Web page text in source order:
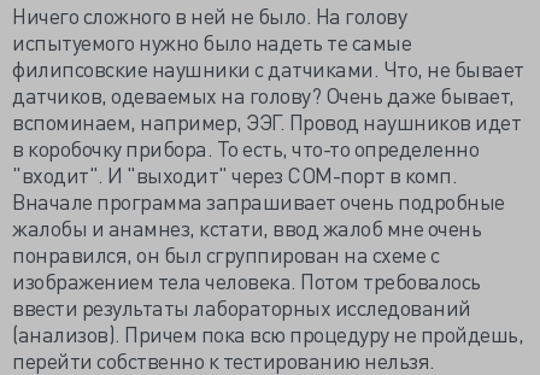
Ничего сложного в ней не было. На голову
испытуемого нужно было надеть те самые
филипсовские наушники с датчиками. Что, не бывает
датчиков, одеваемых на голову? Очень даже бывает,
вспоминаем, например, ЭЭГ. Провод наушников идет
в коробочку прибора. То есть, что-то определенно
"входит". И "выходит" через COM-порт в комп.
Вначале программа запрашивает очень подробные
жалобы и анамнез, кстати, ввод жалоб мне очень
понравился, он был сгруппирован на схеме с
изображением тела человека. Потом требовалось
ввести результаты лабораторных исследований
(анализов). Причем пока всю процедуру не пройдешь,
перейти собственно к тестированию нельзя.